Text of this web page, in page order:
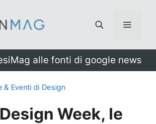
Menu
alle fonti di google news
& Eventi di Design
Week, le